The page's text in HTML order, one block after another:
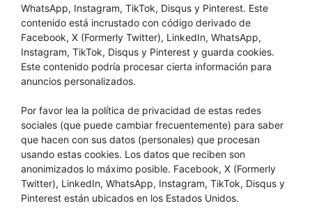
WhatsApp, Instagram, TikTok, Disqus y Pinterest. Este
contenido está incrustado con código derivado de
Facebook, X (Formerly Twitter), LinkedIn, WhatsApp,
Instagram, TikTok, Disqus y Pinterest y guarda cookies.
Este contenido podría procesar cierta información para
anuncios personalizados.
Por favor lea la política de privacidad de estas redes
sociales (que puede cambiar frecuentemente) para saber
que hacen con sus datos (personales) que procesan
usando estas cookies. Los datos que reciben son
anonimizados lo máximo posible. Facebook, X (Formerly
Twitter), LinkedIn, WhatsApp, Instagram, TikTok, Disqus y
Pinterest están ubicados en los Estados Unidos.